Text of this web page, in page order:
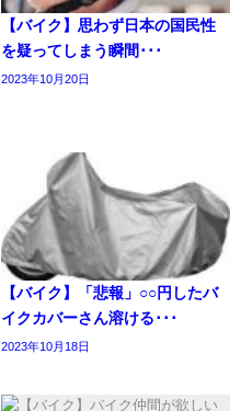
【バイク】思わず日本の国民性
を疑ってしまう瞬間･･･
2023年10月20日
【バイク】「悲報」○○円したバ
イクカバーさん溶ける･･･
2023年10月18日